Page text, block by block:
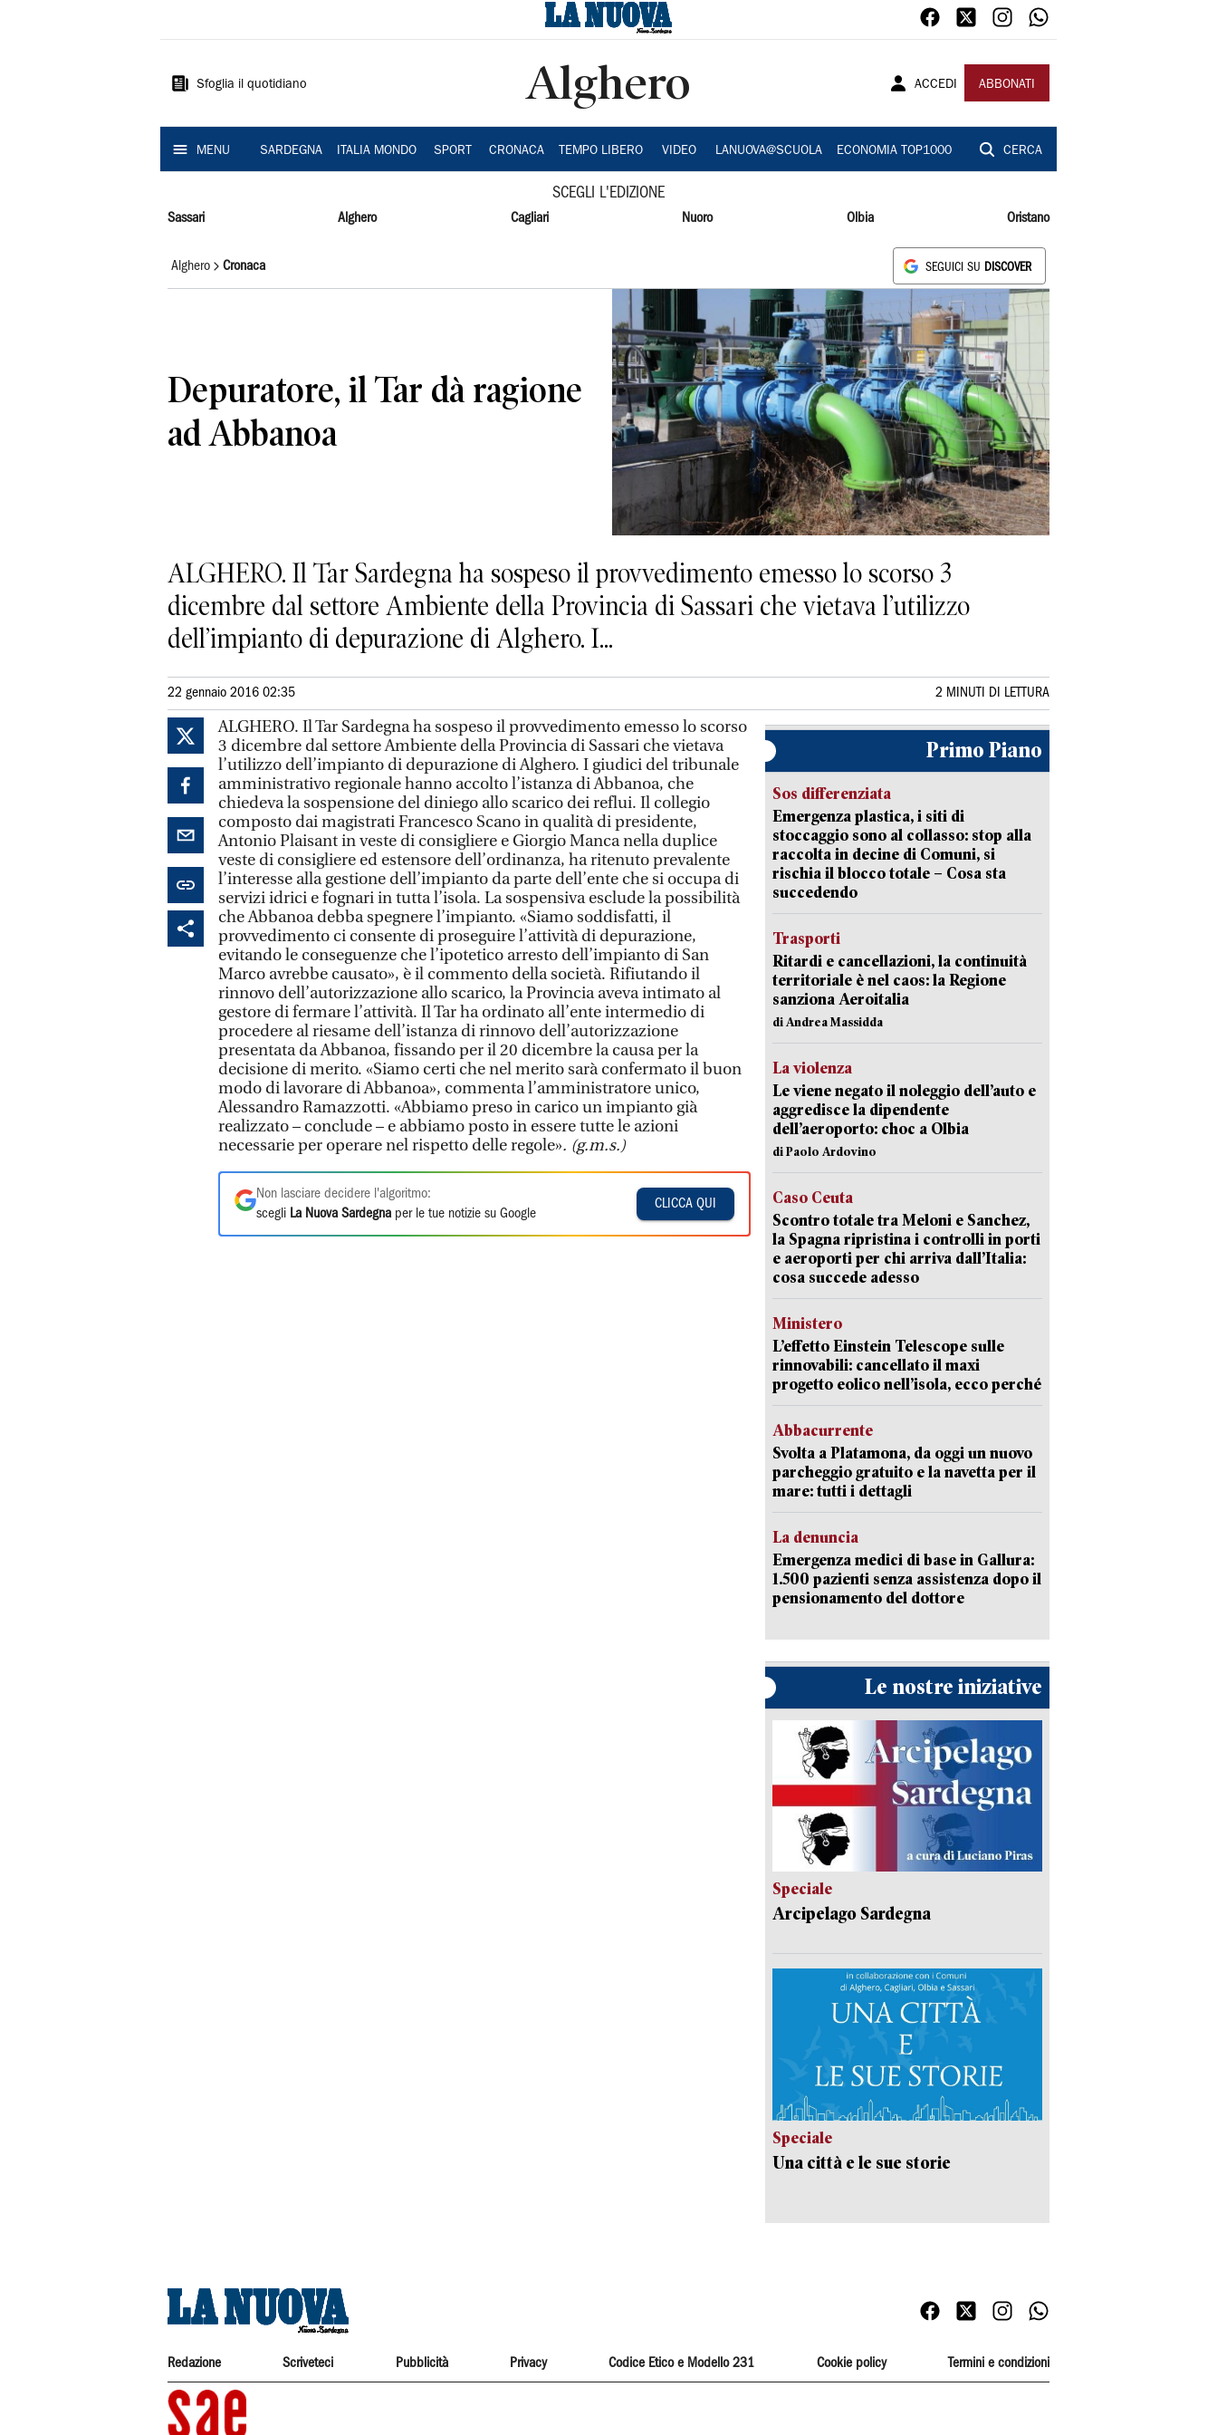
Sardegna
Sfoglia il quotidiano Alghero ACCEDI ABBONATI
MENU SARDEGNA ITALIA MONDO SPORT CRONACA TEMPO LIBERO VIDEO LANUOVA@SCUOLA ECONOMIA TOP1000 CERCA
SCEGLI L'EDIZIONE
Sassari Alghero Cagliari Nuoro Olbia Oristano
Alghero Cronaca SEGUICI SU DISCOVER
Depuratore, il Tar dà ragione
ad Abbanoa
ALGHERO. Il Tar Sardegna ha sospeso il provvedimento emesso lo scorso 3
dicembre dal settore Ambiente della Provincia di Sassari che vietava l’utilizzo
dell’impianto di depurazione di Alghero. I...
22 gennaio 2016 02:35 2 MINUTI DI LETTURA
ALGHERO. Il Tar Sardegna ha sospeso il provvedimento emesso lo scorso
3 dicembre dal settore Ambiente della Provincia di Sassari che vietava
l’utilizzo dell’impianto di depurazione di Alghero. I giudici del tribunale
amministrativo regionale hanno accolto l’istanza di Abbanoa, che
chiedeva la sospensione del diniego allo scarico dei reflui. Il collegio
composto dai magistrati Francesco Scano in qualità di presidente,
Antonio Plaisant in veste di consigliere e Giorgio Manca nella duplice
veste di consigliere ed estensore dell’ordinanza, ha ritenuto prevalente
l’interesse alla gestione dell’impianto da parte dell’ente che si occupa di
servizi idrici e fognari in tutta l’isola. La sospensiva esclude la possibilità
che Abbanoa debba spegnere l’impianto. «Siamo soddisfatti, il
provvedimento ci consente di proseguire l’attività di depurazione,
evitando le conseguenze che l’ipotetico arresto dell’impianto di San
Marco avrebbe causato», è il commento della società. Rifiutando il
rinnovo dell’autorizzazione allo scarico, la Provincia aveva intimato al
gestore di fermare l’attività. Il Tar ha ordinato all’ente intermedio di
procedere al riesame dell’istanza di rinnovo dell’autorizzazione
presentata da Abbanoa, fissando per il 20 dicembre la causa per la
decisione di merito. «Siamo certi che nel merito sarà confermato il buon
modo di lavorare di Abbanoa», commenta l’amministratore unico,
Alessandro Ramazzotti. «Abbiamo preso in carico un impianto già
realizzato – conclude – e abbiamo posto in essere tutte le azioni
necessarie per operare nel rispetto delle regole». (g.m.s.)
Non lasciare decidere l'algoritmo:
scegli La Nuova Sardegna per le tue notizie su Google
CLICCA QUI
Primo Piano
Sos differenziata
Emergenza plastica, i siti di
stoccaggio sono al collasso: stop alla
raccolta in decine di Comuni, si
rischia il blocco totale – Cosa sta
succedendo
Trasporti
Ritardi e cancellazioni, la continuità
territoriale è nel caos: la Regione
sanziona Aeroitalia
di Andrea Massidda
La violenza
Le viene negato il noleggio dell’auto e
aggredisce la dipendente
dell’aeroporto: choc a Olbia
di Paolo Ardovino
Caso Ceuta
Scontro totale tra Meloni e Sanchez,
la Spagna ripristina i controlli in porti
e aeroporti per chi arriva dall’Italia:
cosa succede adesso
Ministero
L’effetto Einstein Telescope sulle
rinnovabili: cancellato il maxi
progetto eolico nell’isola, ecco perché
Abbacurrente
Svolta a Platamona, da oggi un nuovo
parcheggio gratuito e la navetta per il
mare: tutti i dettagli
La denuncia
Emergenza medici di base in Gallura:
1.500 pazienti senza assistenza dopo il
pensionamento del dottore
Le nostre iniziative
Speciale
Arcipelago Sardegna
Speciale
Una città e le sue storie
Redazione Scriveteci Pubblicità Privacy Codice Etico e Modello 231 Cookie policy Termini e condizioni